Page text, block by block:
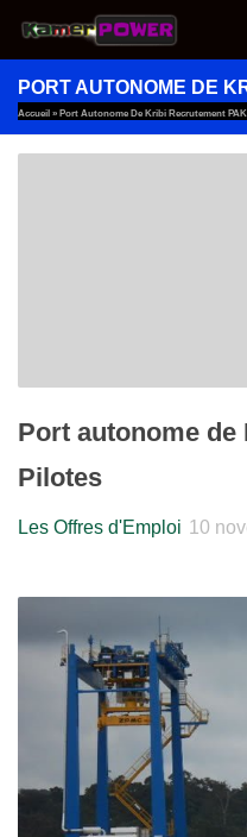
Au dessous du
PORT AUTONOME DE
Accueil » Port Autonome De Kribi Recrutement PAK
Port autonome
Pilotes
Les Offres d'Emploi 10